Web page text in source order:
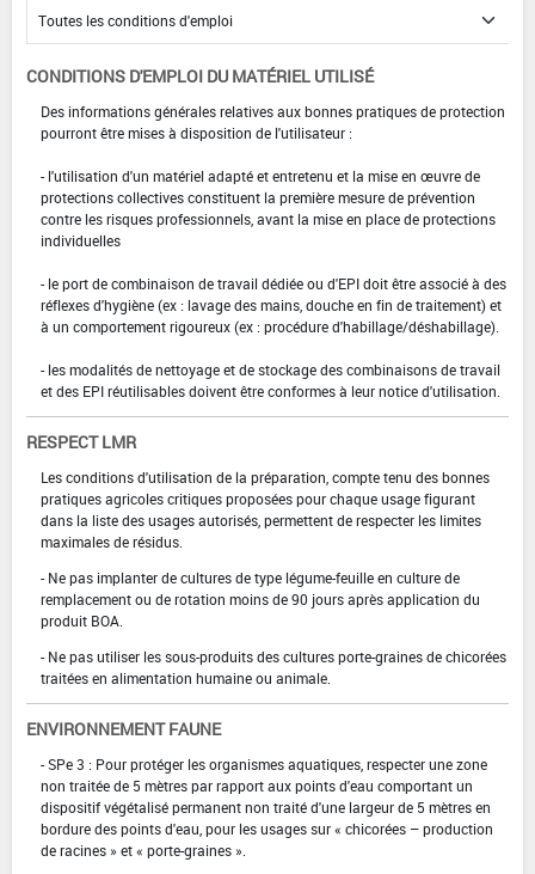
CONDITIONS D'EMPLOI DU MATÉRIEL UTILISÉ
Des informations générales relatives aux bonnes pratiques de protection
pourront être mises à disposition de l'utilisateur :
- l'utilisation d'un matériel adapté et entretenu et la mise en œuvre de
protections collectives constituent la première mesure de prévention
contre les risques professionnels, avant la mise en place de protections
individuelles
- le port de combinaison de travail dédiée ou d'EPI doit être associé à des
réflexes d'hygiène (ex : lavage des mains, douche en fin de traitement) et
à un comportement rigoureux (ex : procédure d'habillage/déshabillage).
- les modalités de nettoyage et de stockage des combinaisons de travail
et des EPI réutilisables doivent être conformes à leur notice d'utilisation.
RESPECT LMR
Les conditions d'utilisation de la préparation, compte tenu des bonnes
pratiques agricoles critiques proposées pour chaque usage figurant
dans la liste des usages autorisés, permettent de respecter les limites
maximales de résidus.
- Ne pas implanter de cultures de type légume-feuille en culture de
remplacement ou de rotation moins de 90 jours après application du
produit BOA.
- Ne pas utiliser les sous-produits des cultures porte-graines de chicorées
traitées en alimentation humaine ou animale.
ENVIRONNEMENT FAUNE
- SPe 3 : Pour protéger les organismes aquatiques, respecter une zone
non traitée de 5 mètres par rapport aux points d'eau comportant un
dispositif végétalisé permanent non traité d'une largeur de 5 mètres en
bordure des points d'eau, pour les usages sur « chicorées – production
de racines » et « porte-graines ».